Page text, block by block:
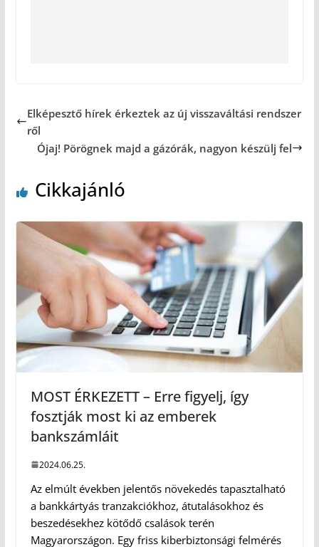
Elképesztő hírek érkeztek az új visszaváltási rendszer
ről
Ójaj! Pörögnek majd a gázórák, nagyon készülj fel
Cikkajánló
MOST ÉRKEZETT – Erre figyelj, így
fosztják most ki az emberek
bankszámláit
2024.06.25.
Az elmúlt években jelentős növekedés tapasztalható
a bankkártyás tranzakciókhoz, átutalásokhoz és
beszedésekhez kötődő csalások terén
Magyarországon. Egy friss kiberbiztonsági felmérés